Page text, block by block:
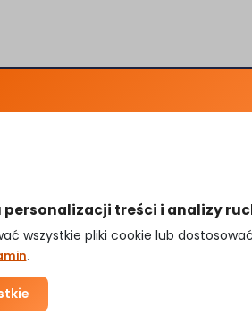
Porady
personalizacji treści i analizy
wszystkie pliki cookie lub
.